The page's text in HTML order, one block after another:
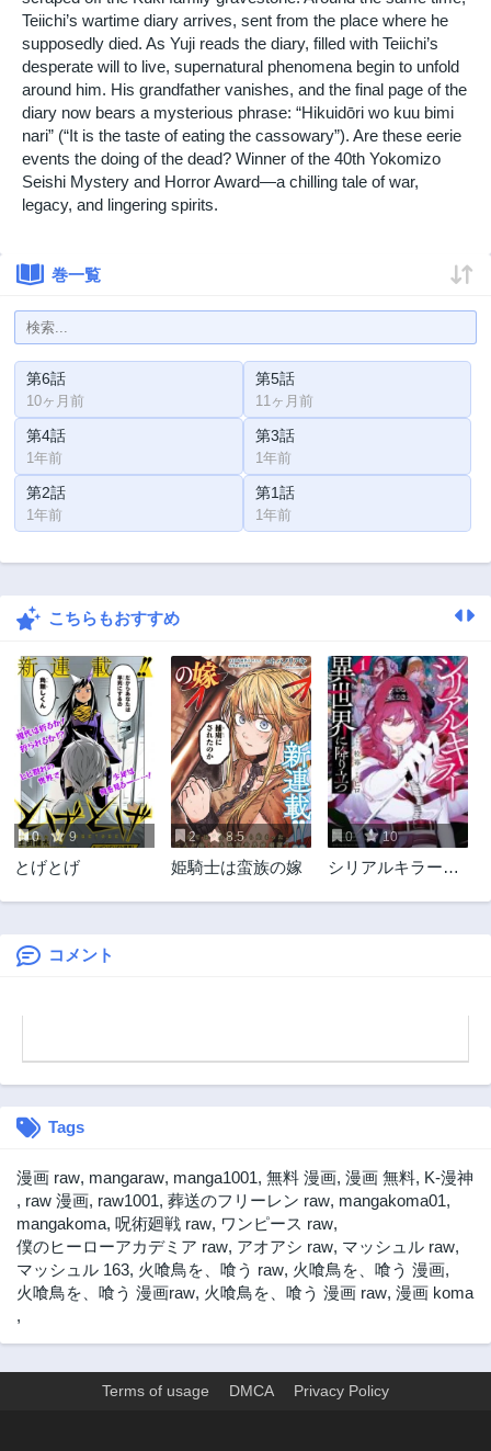
Teiichi’s wartime diary arrives, sent from the place where he
supposedly died. As Yuji reads the diary, filled with Teiichi’s
desperate will to live, supernatural phenomena begin to unfold
around him. His grandfather vanishes, and the final page of the
diary now bears a mysterious phrase: “Hikuidōri wo kuu bimi
nari” (“It is the taste of eating the cassowary”). Are these eerie
events the doing of the dead? Winner of the 40th Yokomizo
Seishi Mystery and Horror Award—a chilling tale of war,
legacy, and lingering spirits.
巻一覧
第6話
10ヶ月前
第5話
11ヶ月前
第4話
1年前
第3話
1年前
第2話
1年前
第1話
1年前
こちらもおすすめ
0 9
とげとげ
2 8.5
姫騎士は蛮族の嫁
0 10
シリアルキラー異
コメント
Tags
漫画 raw, mangaraw, manga1001, 無料 漫画, 漫画 無料, K-漫神
, raw 漫画, raw1001, 葬送のフリーレン raw, mangakoma01,
mangakoma, 呪術廻戦 raw, ワンピース raw,
僕のヒーローアカデミア raw, アオアシ raw, マッシュル raw,
マッシュル 163, 火喰鳥を、喰う raw, 火喰鳥を、喰う 漫画,
火喰鳥を、喰う 漫画raw, 火喰鳥を、喰う 漫画 raw, 漫画 koma
,
Terms of usage DMCA Privacy Policy